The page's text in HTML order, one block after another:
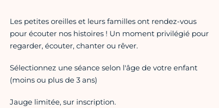
Les petites oreilles et leurs familles ont rendez-vous
pour écouter nos histoires ! Un moment privilégié pour
regarder, écouter, chanter ou rêver.
Sélectionnez une séance selon l'âge de votre enfant
(moins ou plus de 3 ans)
Jauge limitée, sur inscription.